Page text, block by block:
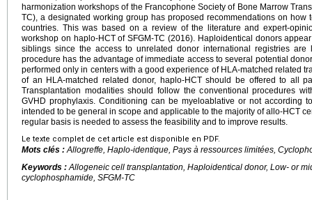
harmonization workshops of the Francophone Society of Bone Marrow
TC), a designated working group has proposed recommendations on how
countries. This was based on a review of the literature and expert-
workshop on haplo-HCT of SFGM-TC (2016). Haploidentical donors
siblings since the access to unrelated donor international registries are
procedure has the advantage of immediate access to several potential
performed only in centers with a good experience of HLA-matched related
of an HLA-matched related donor, haplo-HCT should be offered to all
Transplantation modalities should follow the conventional procedures
GVHD prophylaxis. Conditioning can be myeloablative or not according
intended to be general in scope and applicable to the majority of allo-HCT
regular basis is needed to assess the feasibility and to improve results.
Le texte complet de cet article est disponible en PDF.
Mots clés :Allogreffe, Haplo-identique, Pays à ressources limitées,
Keywords :Allogeneic cell transplantation, Haploidentical donor, Low- or
cyclophosphamide, SFGM-TC